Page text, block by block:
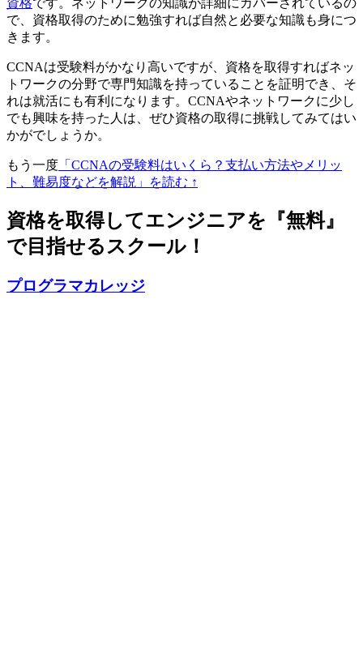
資格です。ネットワークの知識が詳細にカバーされているの
で、資格取得のために勉強すれば自然と必要な知識も身につ
きます。
CCNAは受験料がかなり高いですが、資格を取得すればネッ
トワークの分野で専門知識を持っていることを証明でき、そ
れは就活にも有利 になります。CCNAやネットワークに少し
でも興味を持った人は、ぜひ資格の取得に挑戦してみてはい
かがでしょうか。
もう一度 「CCNAの受験料はいくら？支払い方法やメリッ
ト、難易度などを解説」を読む ↑
資格を取得してエンジニアを『無料』
で目指せるスクール！
プログラマカレッジ